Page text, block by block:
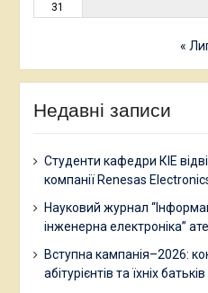
31
«
Недавні записи
Студенти кафедри КІЕ
компанії Renesas
Науковий журнал
інженерна електроніка”
Вступна кампанія–2026:
абітурієнтів та їхніх батьків